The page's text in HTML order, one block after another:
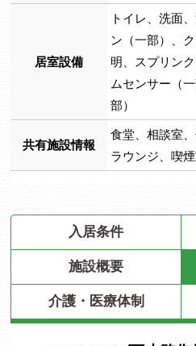
居室設備
トイレ、洗面
ン（一部）、
明、スプリン
ムセンサー（
部）
共有施設情報
食堂、相談室
ラウンジ、喫
入居条件
施設概要
介護・医療体制